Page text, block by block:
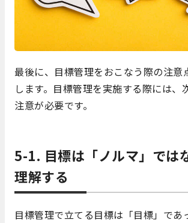
最後に、目標管理をおこなう際の注意
します。目標管理を実施する際には、
注意が必要です。
5-1. 目標は「ノルマ」では
理解する
目標管理で立てる目標は「目標」であ